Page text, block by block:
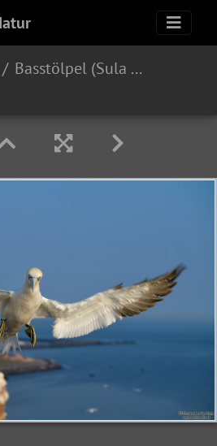
Basstölpel (Sula bassana)